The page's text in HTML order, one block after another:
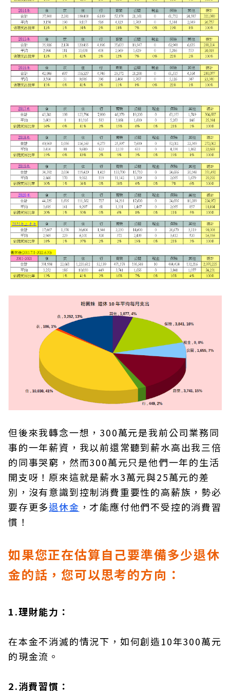
但後來我轉念一想，300萬元是我前公司業務同
事的一年薪資，我以前還常聽到薪水高出我三倍
的同事哭窮，然而300萬元只是他們一年的生活
開支呀！原來這就是薪水3萬元與25萬元的差
別，沒有意識到控制消費重要性的高薪族，勢必
要存更多退休金 ，才能應付他們不受控的消費習
慣！
如果您正在估算自己要準備多少退休
金的話，您可以思考的方向：
1.理財能力：
在本金不消滅的情況下，如何創造10年300萬元
的現金流。
2.消費習慣：